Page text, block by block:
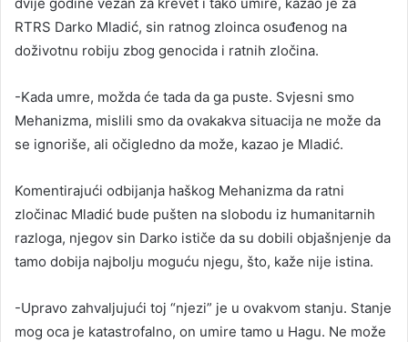
dvije godine vezan za krevet i tako umire, kazao je za
RTRS Darko Mladić, sin ratnog zloinca osuđenog na
doživotnu robiju zbog genocida i ratnih zločina.
-Kada umre, možda će tada da ga puste. Svjesni smo
Mehanizma, mislili smo da ovakakva situacija ne može da
se ignoriše, ali očigledno da može, kazao je Mladić.
Komentirajući odbijanja haškog Mehanizma da ratni
zločinac Mladić bude pušten na slobodu iz humanitarnih
razloga, njegov sin Darko ističe da su dobili objašnjenje da
tamo dobija najbolju moguću njegu, što, kaže nije istina.
-Upravo zahvaljujući toj “njezi” je u ovakvom stanju. Stanje
mog oca je katastrofalno, on umire tamo u Hagu. Ne može